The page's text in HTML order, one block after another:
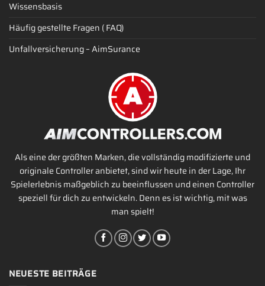
Wissensbasis
Häufig gestellte Fragen ( FAQ)
Unfallversicherung – AimSurance
Als eine der größten Marken, die vollständig modifizierte und
originale Controller anbietet, sind wir heute in der Lage, Ihr
Spielerlebnis maßgeblich zu beeinflussen und einen Controller
speziell für dich zu entwickeln. Denn es ist wichtig, mit was
man spielt!
NEUESTE BEITRÄGE